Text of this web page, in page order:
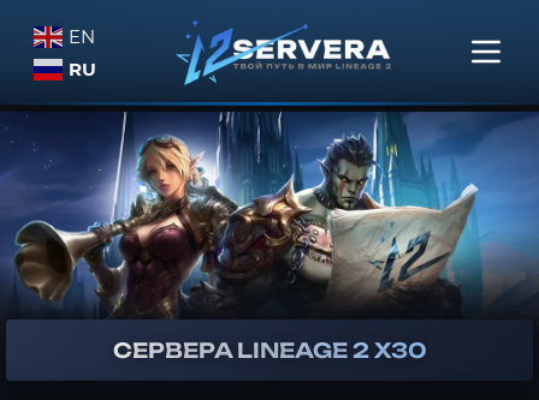
EN
RU
СЕРВЕРАLINEAGE 2X30